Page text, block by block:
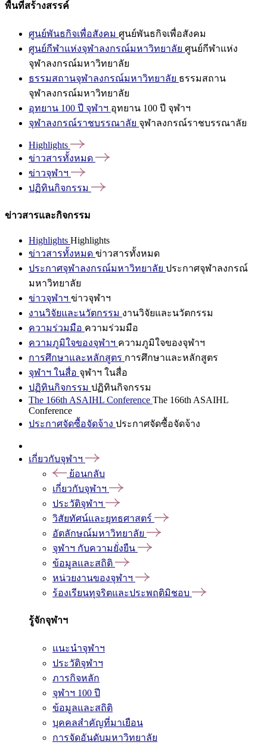
พื้นที่สร้างสรรค์
ศูนย์พันธกิจเพื่อสังคม ศูนย์พันธกิจเพื่อสังคม
ศูนย์กีฬาแห่งจุฬาลงกรณ์มหาวิทยาลัย ศูนย์กีฬาแห่ง
จุฬาลงกรณ์มหาวิทยาลัย
ธรรมสถานจุฬาลงกรณ์มหาวิทยาลัย ธรรมสถาน
จุฬาลงกรณ์มหาวิทยาลัย
อุทยาน 100 ปี จุฬาฯ อุทยาน 100 ปี จุฬาฯ
จุฬาลงกรณ์ราชบรรณาลัย จุฬาลงกรณ์ราชบรรณาลัย
Highlights
ข่าวสารทั้งหมด
ข่าวจุฬาฯ
ปฏิทินกิจกรรม
ข่าวสารและกิจกรรม
Highlights Highlights
ข่าวสารทั้งหมด ข่าวสารทั้งหมด
ประกาศจุฬาลงกรณ์มหาวิทยาลัย ประกาศจุฬาลงกรณ์
มหาวิทยาลัย
ข่าวจุฬาฯ ข่าวจุฬาฯ
งานวิจัยและนวัตกรรม งานวิจัยและนวัตกรรม
ความร่วมมือ ความร่วมมือ
ความภูมิใจของจุฬาฯ ความภูมิใจของจุฬาฯ
การศึกษาและหลักสูตร การศึกษาและหลักสูตร
จุฬาฯ ในสื่อ จุฬาฯ ในสื่อ
ปฏิทินกิจกรรม ปฏิทินกิจกรรม
The 166th ASAIHL Conference The 166th ASAIHL
Conference
ประกาศจัดซื้อจัดจ้าง ประกาศจัดซื้อจัดจ้าง
เกี่ยวกับจุฬาฯ
ย้อนกลับ
เกี่ยวกับจุฬาฯ
ประวัติจุฬาฯ
วิสัยทัศน์และยุทธศาสตร์
อัตลักษณ์มหาวิทยาลัย
จุฬาฯ กับความยั่งยืน
ข้อมูลและสถิติ
หน่วยงานของจุฬาฯ
ร้องเรียนทุจริตและประพฤติมิชอบ
รู้จักจุฬาฯ
แนะนำจุฬาฯ
ประวัติจุฬาฯ
ภารกิจหลัก
จุฬาฯ 100 ปี
ข้อมูลและสถิติ
บุคคลสำคัญที่มาเยือน
การจัดอันดับมหาวิทยาลัย